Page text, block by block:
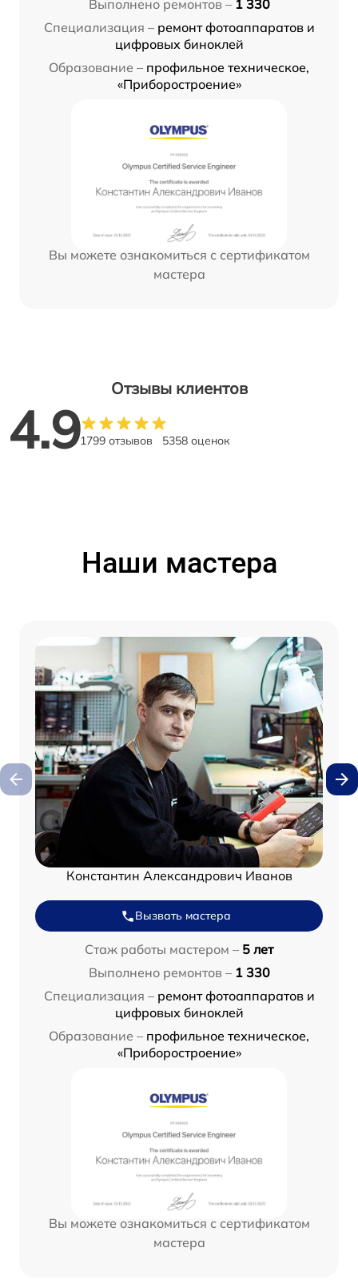
Выполнено ремонтов – 1 330
Специализация – ремонт фотоаппаратов и
цифровых биноклей
Образование – профильное техническое,
«Приборостроение»
Вы можете ознакомиться с сертификатом
мастера
Отзывы клиентов
4.91799 отзывов 5358 оценок
Наши мастера
Константин Александрович Иванов
Вызвать мастера
Стаж работы мастером – 5 лет
Выполнено ремонтов – 1 330
Специализация – ремонт фотоаппаратов и
цифровых биноклей
Образование – профильное техническое,
«Приборостроение»
Вы можете ознакомиться с сертификатом
мастера